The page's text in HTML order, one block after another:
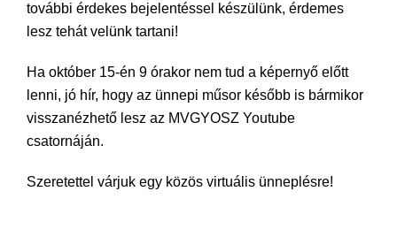
további érdekes bejelentéssel készülünk, érdemes
lesz tehát velünk tartani!
Ha október 15-én 9 órakor nem tud a képernyő előtt
lenni, jó hír, hogy az ünnepi műsor később is bármikor
visszanézhető lesz az MVGYOSZ Youtube
csatornáján.
Szeretettel várjuk egy közös virtuális ünneplésre!